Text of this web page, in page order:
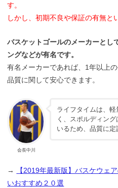
す。
しかし、初期不良や保証の有無と
バスケットゴールのメーカーとし
ングなどが有名です。
有名メーカーであれば、1年以上
品質に関して安心できます。
会長中川
ライフタイムは、
く、スポルディン
いるため、品質に定
→
【2019年最新版】バスケウェ
いおすすめ２０選